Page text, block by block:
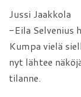
Jussi Jaakkola
-Eila Selvenius
Kumpa vielä
nyt lähtee
tilanne.